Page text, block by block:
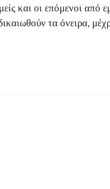
και οι επόμενοι από
τα όνειρα,